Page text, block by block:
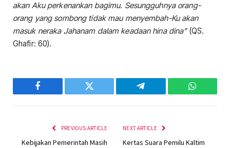
akan Aku perkenankan bagimu. Sesungguhnya orang-
orang yang sombong tidak mau menyembah-Ku akan
masuk neraka Jahanam dalam keadaan hina dina”(QS.
Ghafir: 60).
Facebook Twitter Telegram
PREVIOUS ARTICLE
Kebijakan Pemerintah Masih
NEXT ARTICLE
Kertas Suara Pemilu Kaltim